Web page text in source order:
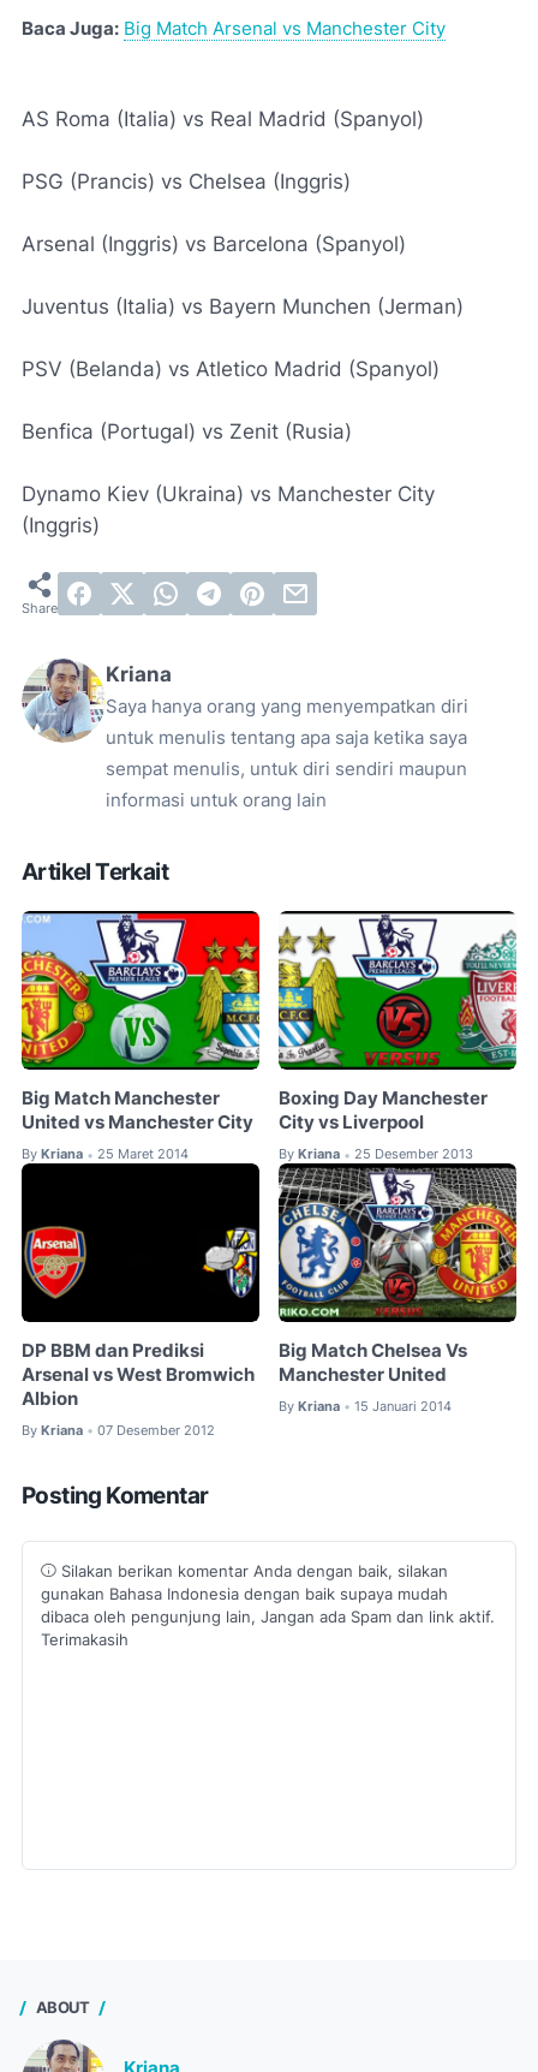
Baca Juga: Big Match Arsenal vs Manchester City
AS Roma (Italia) vs Real Madrid (Spanyol)
PSG (Prancis) vs Chelsea (Inggris)
Arsenal (Inggris) vs Barcelona (Spanyol)
Juventus (Italia) vs Bayern Munchen (Jerman)
PSV (Belanda) vs Atletico Madrid (Spanyol)
Benfica (Portugal) vs Zenit (Rusia)
Dynamo Kiev (Ukraina) vs Manchester City
(Inggris)
Kriana
Saya hanya orang yang menyempatkan diri
untuk menulis tentang apa saja ketika saya
sempat menulis, untuk diri sendiri maupun
informasi untuk orang lain
Artikel Terkait
Big Match Manchester
United vs Manchester City
By Kriana • 25 Maret 2014
Boxing Day Manchester
City vs Liverpool
By Kriana • 25 Desember 2013
DP BBM dan Prediksi
Arsenal vs West Bromwich
Albion
By Kriana • 07 Desember 2012
Big Match Chelsea Vs
Manchester United
By Kriana • 15 Januari 2014
Posting Komentar
Silakan berikan komentar Anda dengan baik, silakan
gunakan Bahasa Indonesia dengan baik supaya mudah
dibaca oleh pengunjung lain, Jangan ada Spam dan link aktif.
Terimakasih
ABOUT